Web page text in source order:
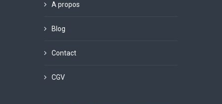
A propos
Blog
Contact
CGV